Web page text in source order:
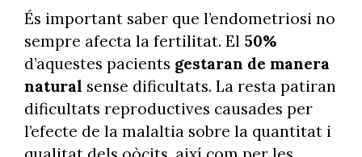
És important saber que l’endometriosi no
sempre afecta la fertilitat. El 50%
d’aquestes pacients gestaran de manera
natural sense dificultats. La resta patiran
dificultats reproductives causades per
l’efecte de la malaltia sobre la quantitat i